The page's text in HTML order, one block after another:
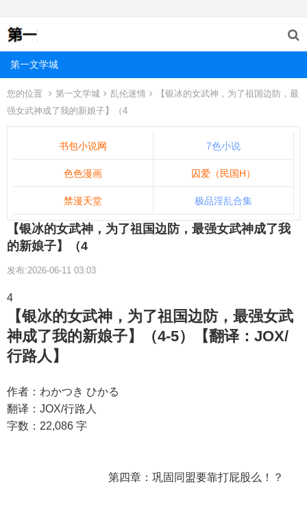
第一文学城
您的位置 第一文学城 乱伦迷情
【银冰的女武神，为了祖国边防，最
强女武神成了我的新娘子】（4
书包小说网 7色小说
色色漫画 囚爱（民国H）
禁漫天堂 极品淫乱合集
【银冰的女武神，为了祖国边防，最强女武神成了我
的新娘子】（4
发布:2026-06-11 03:03
4
【银冰的女武神，为了祖国边防，最强女武
神成了我的新娘子】（4-5）【翻译：JOX/
行路人】
作者：わかつき ひかる
翻译：JOX/行路人
字数：22,086 字
第四章：巩固同盟要靠打屁股么！？